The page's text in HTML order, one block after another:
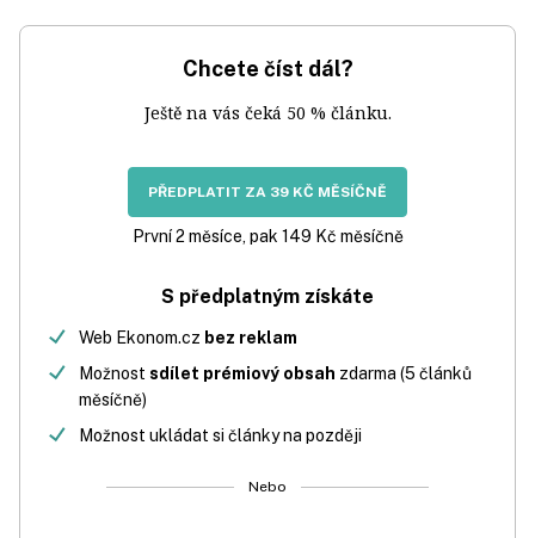
Chcete číst dál?
Ještě na vás čeká 50 % článku.
PŘEDPLATIT ZA 39 KČ MĚSÍČNĚ
První 2 měsíce, pak 149 Kč měsíčně
S předplatným získáte
Web Ekonom.cz bez reklam
Možnost sdílet prémiový obsah zdarma (5 článků
měsíčně)
Možnost ukládat si články na později
Nebo